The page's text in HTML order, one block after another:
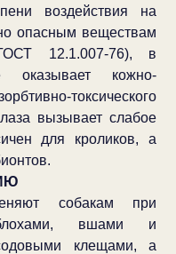
воздействия на
опасным веществам
12.1.007-76), в
оказывает кожно-
токсического
вызывает слабое
для кроликов, а
собакам при
вшами и
клещами, а